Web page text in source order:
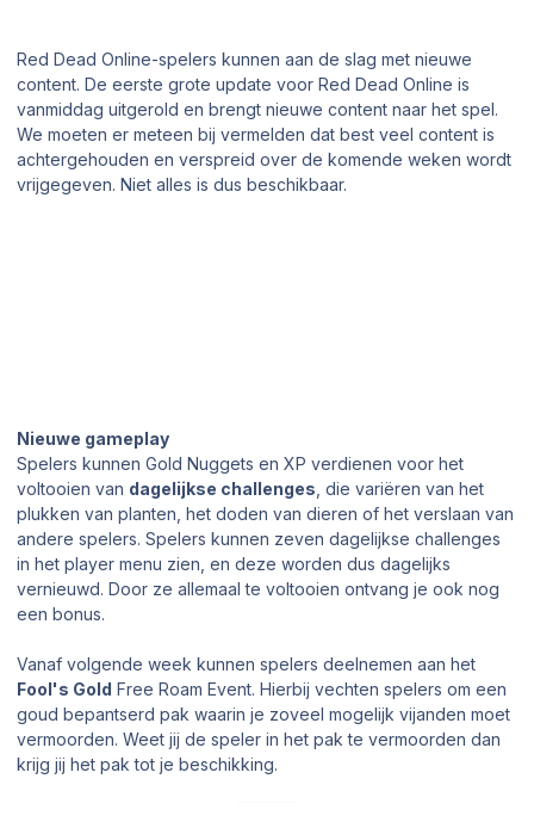
Red Dead Online-spelers kunnen aan de slag met nieuwe
content. De eerste grote update voor Red Dead Online is
vanmiddag uitgerold en brengt nieuwe content naar het spel.
We moeten er meteen bij vermelden dat best veel content is
achtergehouden en verspreid over de komende weken wordt
vrijgegeven. Niet alles is dus beschikbaar.
Nieuwe gameplay
Spelers kunnen Gold Nuggets en XP verdienen voor het
voltooien van dagelijkse challenges , die variëren van het
plukken van planten, het doden van dieren of het verslaan van
andere spelers. Spelers kunnen zeven dagelijkse challenges
in het player menu zien, en deze worden dus dagelijks
vernieuwd. Door ze allemaal te voltooien ontvang je ook nog
een bonus.
Vanaf volgende week kunnen spelers deelnemen aan het
Fool's Gold Free Roam Event. Hierbij vechten spelers om een
goud bepantserd pak waarin je zoveel mogelijk vijanden moet
vermoorden. Weet jij de speler in het pak te vermoorden dan
krijg jij het pak tot je beschikking.